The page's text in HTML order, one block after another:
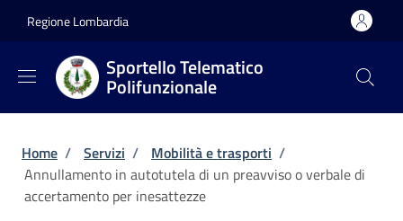
Regione Lombardia
Sportello Telematico
Polifunzionale
Briciole di pane
Home / Servizi / Mobilità e trasporti /
Annullamento in autotutela di un preavviso o verbale di
accertamento per inesattezze